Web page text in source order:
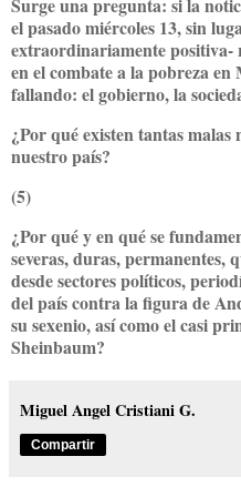
Surge una pregunta: si la
el pasado miércoles 13, sin
extraordinariamente positiva-
en el combate a la pobreza en
fallando: el gobierno, la
¿Por qué existen tantas
nuestro país?
(5)
¿Por qué y en qué se
severas, duras, permanentes,
desde sectores políticos,
del país contra la figura de
su sexenio, así como el casi
Sheinbaum?
Miguel Angel Cristiani G.
Compartir